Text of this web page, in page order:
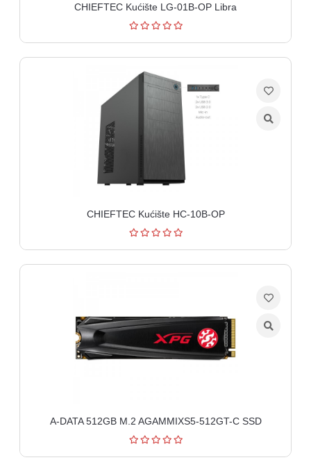
CHIEFTEC Kućište LG-01B-OP Libra
CHIEFTEC Kućište HC-10B-OP
A-DATA 512GB M.2 AGAMMIXS5-512GT-C SSD